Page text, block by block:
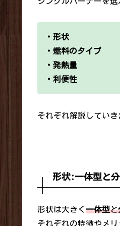
・形状
・燃料のタイプ
・発熱量
・利便性
それぞれ解説していき
形状:一体型と
形状は大きく 一体型と
それぞれの特徴やメリ